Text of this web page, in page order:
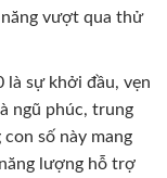
vượt qua thử
là sự khởi đầu, vẹn
ngũ phúc, trung
số này mang
lượng hỗ trợ